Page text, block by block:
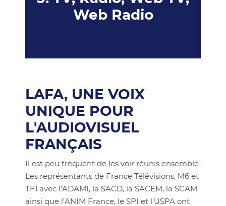
Web Radio
LAFA, UNE VOIX
UNIQUE POUR
L'AUDIOVISUEL
FRANÇAIS
Il est peu fréquent de les voir réunis ensemble.
Les représentants de France Télévisions, M6 et
TF1 avec l’ADAMI, la SACD, la SACEM, la SCAM
ainsi que l’ANIM France, le SPI et l’USPA ont